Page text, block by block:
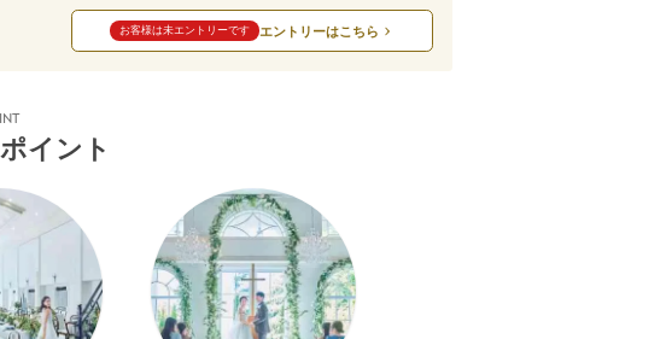
お客様は未エントリーです エントリーはこちら
イント